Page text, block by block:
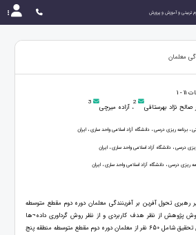
تربیتی و آموزش و پرورش
معلمان
صالح نژاد بهرستاقی 2، آزاده میرچی 3
برنامه ریزی درسی ، دانشگاه آزاد اسلامی واحد ساری ، ایران
درسی ، دانشگاه آزاد اسلامی واحد ساری ، ایران
ریزی درسی ، دانشگاه آزاد اسلامی واحد ساری ، ایران
تحول آفرین بر آفرینندگی معلمان دوره دوم مقطع متوسطه
پژوهش از نظر هدف کاربردی و از نظر روش گرداوری داده¬ها
توصیفی-پیمایشی بود. جامعه آماری تحقیق شامل 650 نفر از معلمان دوره دوم مقطع متوسطه منطقه پنج